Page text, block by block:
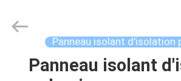
MAISON
Commerce
Panneau isolant d'isolation
Panneau isolant